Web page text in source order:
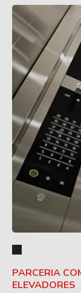
PARCERIA
ELEVADORES